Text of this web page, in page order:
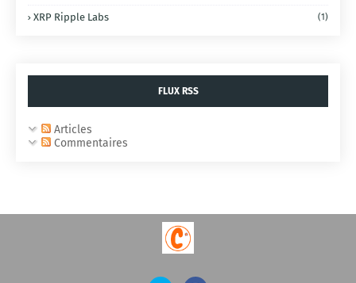
XRP Ripple Labs (1)
FLUX RSS
Articles
Commentaires